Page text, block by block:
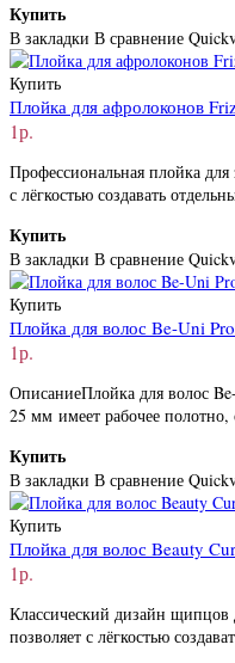
Купить
В закладки В сравнение
Купить
Плойка для афролоконов
1р.
Профессиональная плойка
с лёгкостью создавать
Купить
В закладки В сравнение
Купить
Плойка для волос Be-Uni
1р.
ОписаниеПлойка для волос
25 мм имеет рабочее полотно,
Купить
В закладки В сравнение
Купить
Плойка для волос Beauty
1р.
Классический дизайн щипцов
позволяет с лёгкостью